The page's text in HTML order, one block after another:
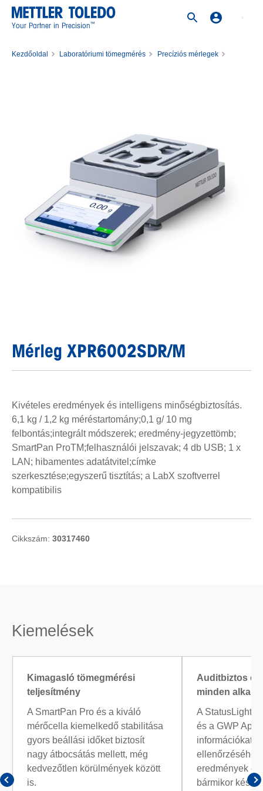
Your Partner in Precision™
Kezdőoldal Laboratóriumi tömegmérés
Precíziós mérlegek
Mérleg XPR6002SDR/M
Kivételes eredmények és intelligens minőségbiztosítás.
6,1 kg / 1,2 kg méréstartomány;0,1 g/ 10 mg
felbontás;integrált módszerek; eredmény-jegyzettömb;
SmartPan ProTM;felhasználói jelszavak; 4 db USB; 1 x
LAN; hibamentes adatátvitel;címke
szerkesztése;egyszerű tisztítás; a LabX szoftverrel
kompatibilis
Cikkszám: 30317460
Kiemelések
Kimagasló tömegmérési
teljesítmény
A SmartPan Pro és a kiváló
mérőcella kiemelkedő stabilitása
gyors beállási időket biztosít
nagy átbocsátás mellett, még
kedvezőtlen körülmények között
is.
Auditbiztos
minden
A
és a GWP
információkat
eredmények
bármikor